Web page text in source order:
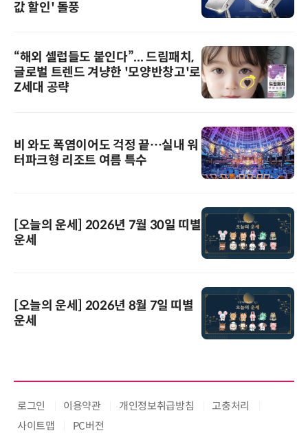
값 할인' 돌풍
“해외 셀럽들도 붙인다”... 드림패치,
글로벌 트렌드 겨냥한 '모양반창고'로
Z세대 공략
비 와도 폭염이어도 걱정 끝…실내 워
터파크형 리조트 여름 특수
[오늘의 운세] 2026년 7월 30일 띠별
운세
[오늘의 운세] 2026년 8월 7일 띠별
운세
로그인 이용약관 개인정보취급방침
고충처리
사이트맵
PC버전